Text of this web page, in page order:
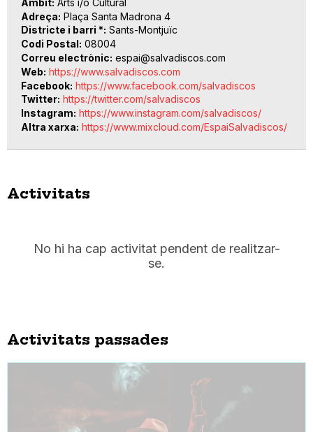
Adreça Plaça Santa Madrona 4
Districte i barri * Sants-Montjuïc
Codi Postal 08004
Correu electrònic espai@salvadiscos.com
Web https://www.salvadiscos.com
Facebook https://www.facebook.com/salvadiscos
Twitter https://twitter.com/salvadiscos
Instagram https://www.instagram.com/salvadiscos/
Altra xarxa https://www.mixcloud.com/EspaiSalvadiscos/
Activitats
No hi ha cap activitat pendent de realitzar-
se.
Activitats passades